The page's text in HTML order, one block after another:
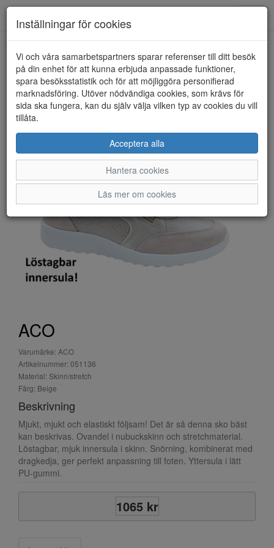
HEM ACO
ACO
Varumärke: ACO
Artikelnummer: 051136
Material: Skinn/stretch
Färg: Beige
Beskrivning
Mjukt, mjukt och elastiskt följsam! Det är så denna sko bäst
kan beskrivas. Ovandel i nubuckskinn och stretchmaterial.
Löstagbar, mjuk innersula i skinn. Snörning, kombinerat med
dragkedja, ger perfekt anpassning till foten. Yttersula i lätt
PU-gummi.
1065 kr
Inställningar för cookies
Vi och våra samarbetspartners sparar referenser till ditt besök
på din enhet för att kunna erbjuda anpassade funktioner,
spara besöksstatistik och för att möjliggöra personifierad
marknadsföring. Utöver nödvändiga cookies, som krävs för
sida ska fungera, kan du själv välja vilken typ av cookies du vill
tillåta.
Acceptera alla
Hantera cookies
Läs mer om cookies